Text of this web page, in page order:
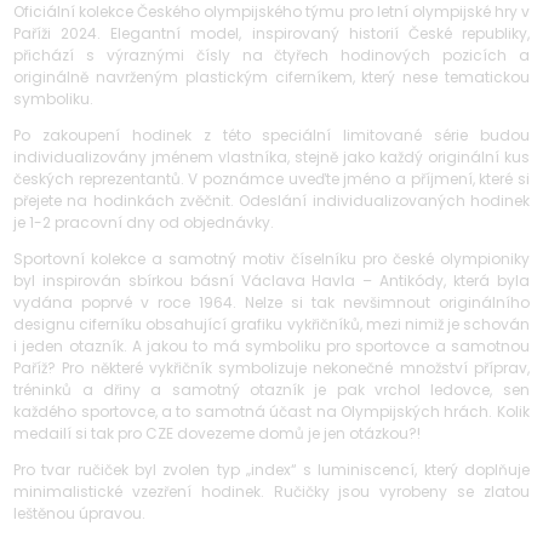
Oficiální kolekce Českého olympijského týmu pro letní olympijské hry v
Paříži 2024. Elegantní model, inspirovaný historií České republiky,
přichází s výraznými čísly na čtyřech hodinových pozicích a
originálně navrženým plastickým ciferníkem, který nese tematickou
symboliku.
Po zakoupení hodinek z této speciální limitované série budou
individualizovány jménem vlastníka, stejně jako každý originální kus
českých reprezentantů. V poznámce uveďte jméno a příjmení, které si
přejete na hodinkách zvěčnit. Odeslání individualizovaných hodinek
je 1-2 pracovní dny od objednávky.
Sportovní kolekce a samotný motiv číselníku pro české olympioniky
byl inspirován sbírkou básní Václava Havla – Antikódy, která byla
vydána poprvé v roce 1964. Nelze si tak nevšimnout originálního
designu ciferníku obsahující grafiku vykřičníků, mezi nimiž je schován
i jeden otazník. A jakou to má symboliku pro sportovce a samotnou
Paříž? Pro některé vykřičník symbolizuje nekonečné množství příprav,
tréninků a dřiny a samotný otazník je pak vrchol ledovce, sen
každého sportovce, a to samotná účast na Olympijských hrách. Kolik
medailí si tak pro CZE dovezeme domů je jen otázkou?!
Pro tvar ručiček byl zvolen typ „index“ s luminiscencí, který doplňuje
minimalistické vzezření hodinek. Ručičky jsou vyrobeny se zlatou
leštěnou úpravou.